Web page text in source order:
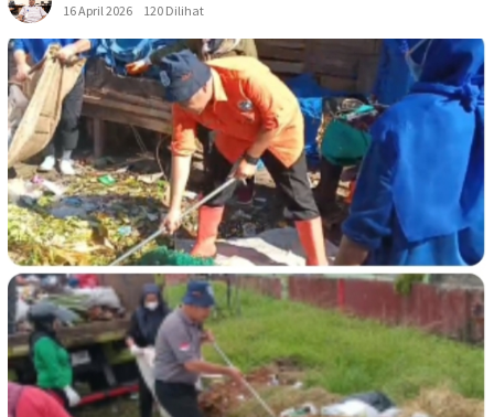
16 April 2026
120 Dilihat